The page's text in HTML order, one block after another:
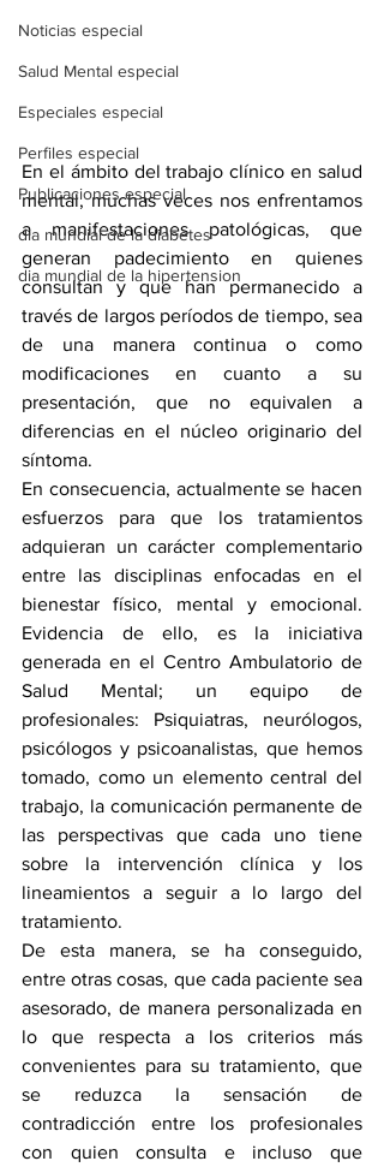
Noticias especial
Salud Mental especial
Especiales especial
Perfiles especial
Publicaciones especial
dia mundial de la diabetes
dia mundial de la hipertension
En el ámbito del trabajo clínico en salud
mental, muchas veces nos enfrentamos
a manifestaciones patológicas, que
generan padecimiento en quienes
consultan y que han permanecido a
través de largos períodos de tiempo, sea
de una manera continua o como
modificaciones en cuanto a su
presentación, que no equivalen a
diferencias en el núcleo originario del
síntoma.
En consecuencia, actualmente se hacen
esfuerzos para que los tratamientos
adquieran un carácter complementario
entre las disciplinas enfocadas en el
bienestar físico, mental y emocional.
Evidencia de ello, es la iniciativa
generada en el Centro Ambulatorio de
Salud Mental; un equipo de
profesionales: Psiquiatras, neurólogos,
psicólogos y psicoanalistas, que hemos
tomado, como un elemento central del
trabajo, la comunicación permanente de
las perspectivas que cada uno tiene
sobre la intervención clínica y los
lineamientos a seguir a lo largo del
tratamiento.
De esta manera, se ha conseguido,
entre otras cosas, que cada paciente sea
asesorado, de manera personalizada en
lo que respecta a los criterios más
convenientes para su tratamiento, que
se reduzca la sensación de
contradicción entre los profesionales
con quien consulta e incluso que